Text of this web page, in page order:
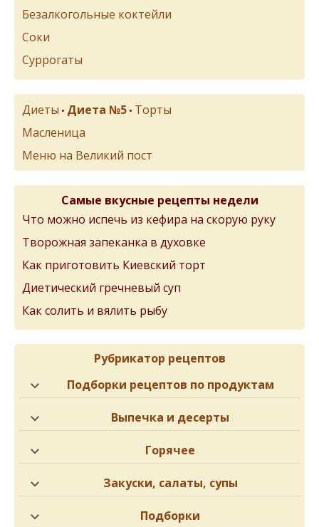
Безалкогольные коктейли
Соки
Суррогаты
Диеты • Диета №5 • Торты
Масленица
Меню на Великий пост
Самые вкусные рецепты недели
Что можно испечь из кефира на скорую руку
Творожная запеканка в духовке
Как приготовить Киевский торт
Диетический гречневый суп
Как солить и вялить рыбу
Рубрикатор рецептов
Подборки рецептов по продуктам
Выпечка и десерты
Горячее
Закуски, салаты, супы
Подборки